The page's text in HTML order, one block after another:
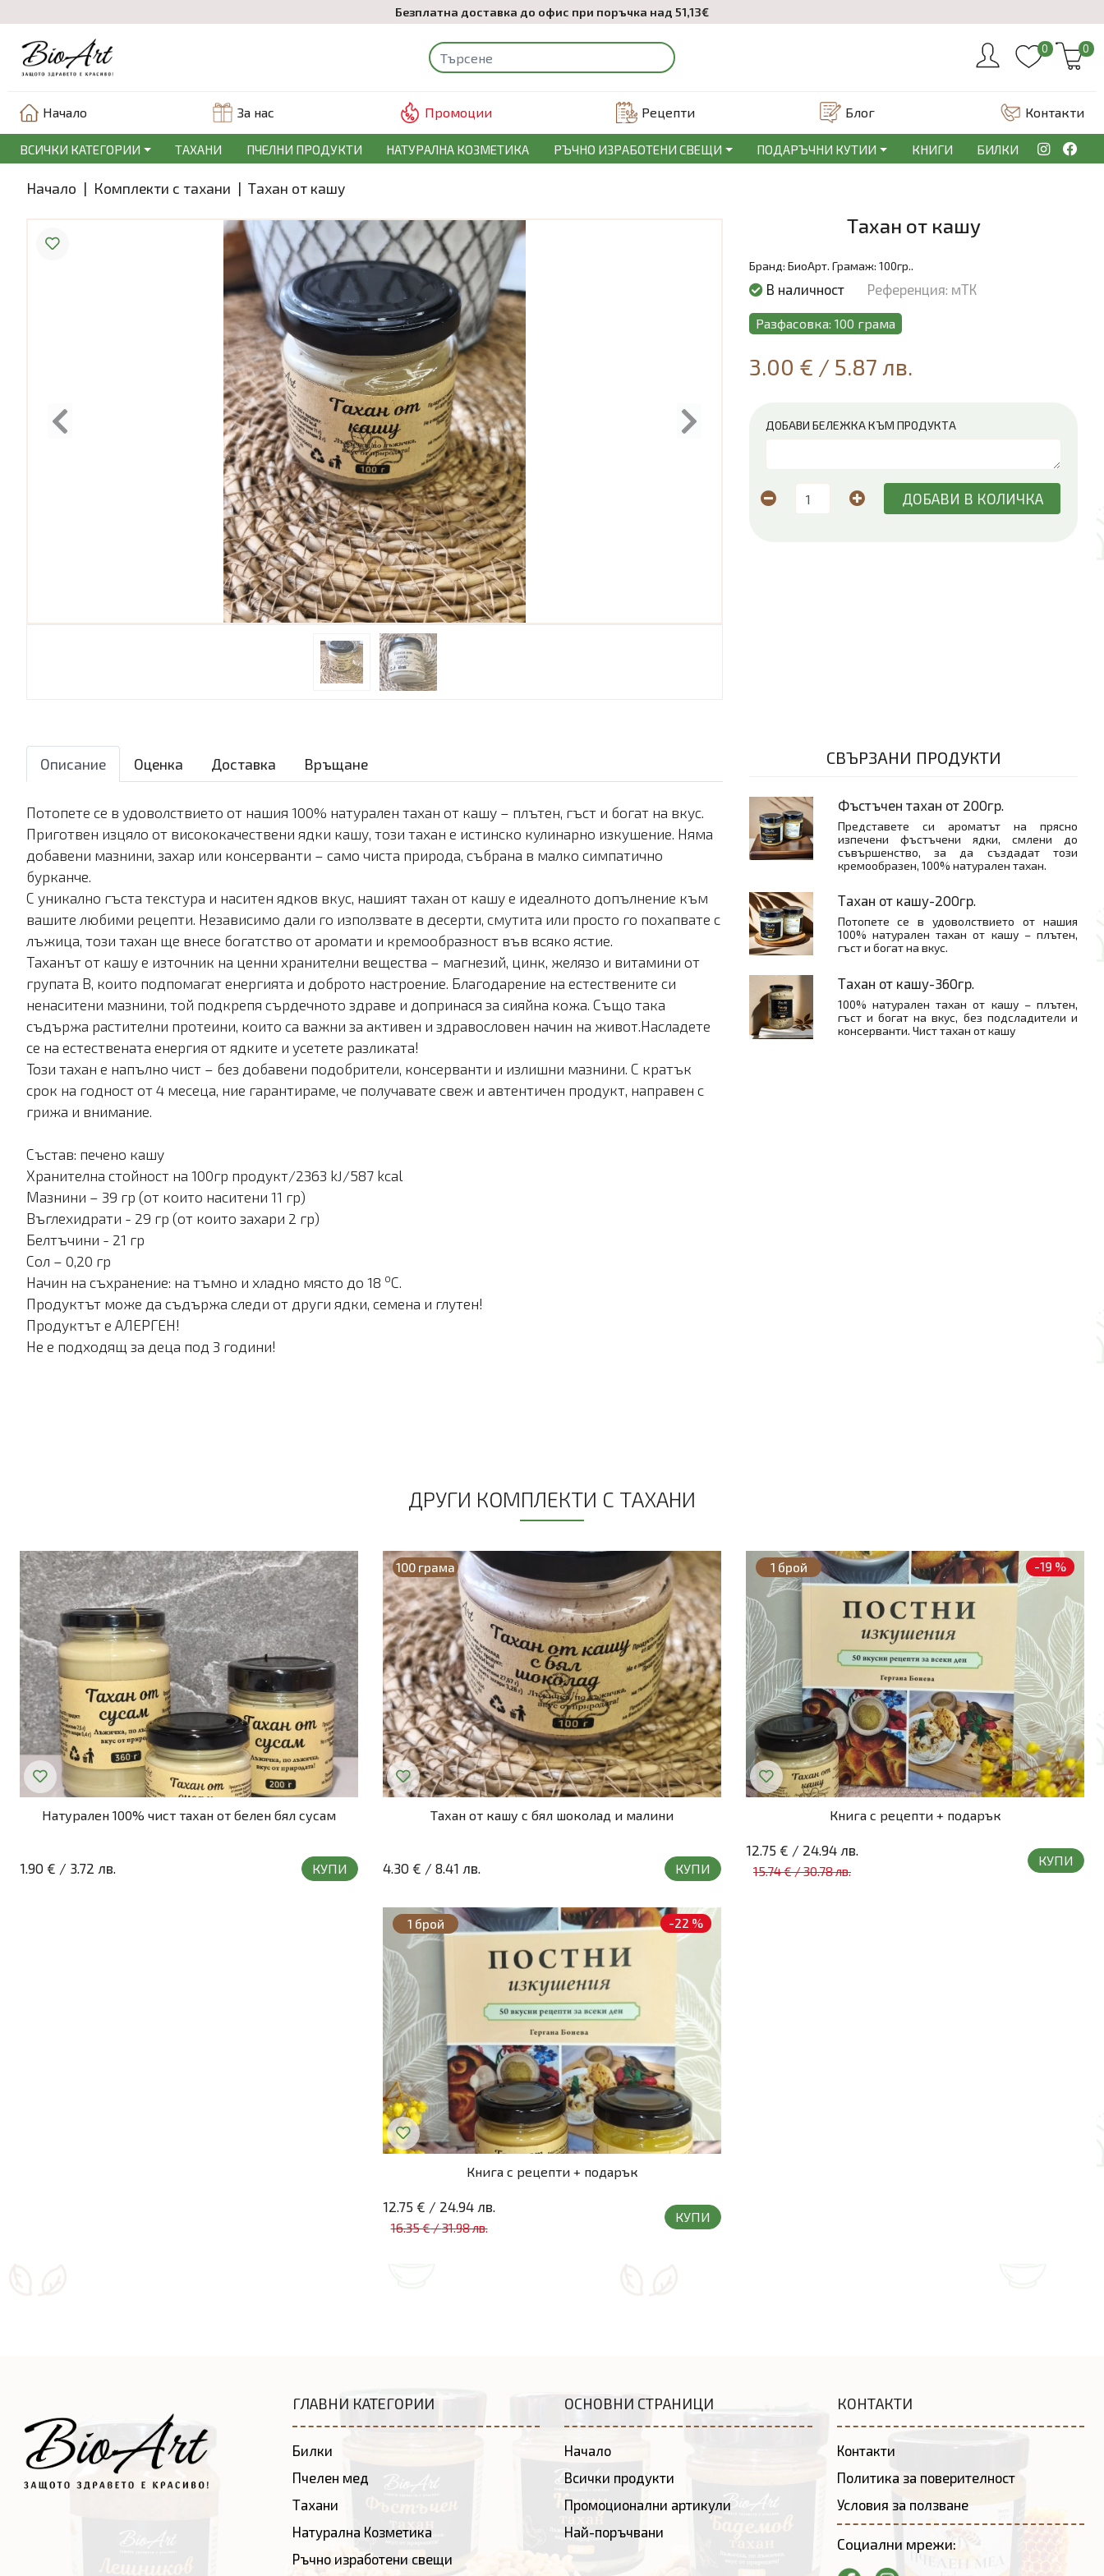
Безплатна доставка до офис при поръчка над 51,13€
0 0
Начало За нас Промоции Рецепти Блог Контакти
ВСИЧКИ КАТЕГОРИИ ТАХАНИ ПЧЕЛНИ ПРОДУКТИ НАТУРАЛНА КОЗМЕТИКА РЪЧНО ИЗРАБОТЕНИ СВЕЩИ ПОДАРЪЧНИ КУТИИ КНИГИ БИЛКИ
Начало | Комплекти с тахани | Тахан от кашу
Тахан от кашу
Бранд: БиоАрт. Грамаж: 100гр..
В наличност Референция: мТК
Разфасовка: 100 грама
3.00 € / 5.87 лв.
ДОБАВИ БЕЛЕЖКА КЪМ ПРОДУКТА
ДОБАВИ В КОЛИЧКА
СВЪРЗАНИ ПРОДУКТИ
Фъстъчен тахан от 200гр.
Представете си ароматът на прясно
изпечени фъстъчени ядки, смлени до
съвършенство, за да създадат този
кремообразен, 100% натурален тахан.
Тахан от кашу-200гр.
Потопете се в удоволствието от нашия
100% натурален тахан от кашу – плътен,
гъст и богат на вкус.
Тахан от кашу-360гр.
100% натурален тахан от кашу – плътен,
гъст и богат на вкус, без подсладители и
консерванти. Чист тахан от кашу
Описание Оценка Доставка Връщане
Потопете се в удоволствието от нашия 100% натурален тахан от кашу – плътен, гъст и богат на вкус.
Приготвен изцяло от висококачествени ядки кашу, този тахан е истинско кулинарно изкушение. Няма
добавени мазнини, захар или консерванти – само чиста природа, събрана в малко симпатично
бурканче.
С уникално гъста текстура и наситен ядков вкус, нашият тахан от кашу е идеалното допълнение към
вашите любими рецепти. Независимо дали го използвате в десерти, смутита или просто го похапвате с
лъжица, този тахан ще внесе богатство от аромати и кремообразност във всяко ястие.
Таханът от кашу е източник на ценни хранителни вещества – магнезий, цинк, желязо и витамини от
групата В, които подпомагат енергията и доброто настроение. Благодарение на естествените си
ненаситени мазнини, той подкрепя сърдечното здраве и допринася за сияйна кожа. Също така
съдържа растителни протеини, които са важни за активен и здравословен начин на живот.Насладете
се на естествената енергия от ядките и усетете разликата!
Този тахан е напълно чист – без добавени подобрители, консерванти и излишни мазнини. С кратък
срок на годност от 4 месеца, ние гарантираме, че получавате свеж и автентичен продукт, направен с
грижа и внимание.
Състав: печено кашу
Хранителна стойност на 100гр продукт/2363 kJ/587 kcal
Мазнини – 39 гр (от които наситени 11 гр)
Въглехидрати - 29 гр (от които захари 2 гр)
Белтъчини - 21 гр
Сол – 0,20 гр
Начин на съхранение: на тъмно и хладно място до 18 оС.
Продуктът може да съдържа следи от други ядки, семена и глутен!
Продуктът е АЛЕРГЕН!
Не е подходящ за деца под 3 години!
ДРУГИ КОМПЛЕКТИ С ТАХАНИ
Натурален 100% чист тахан от белен бял сусам
1.90 € / 3.72 лв. КУПИ
100 грама
Тахан от кашу с бял шоколад и малини
4.30 € / 8.41 лв. КУПИ
-19 %
1 брой
Книга с рецепти + подарък
12.75 € / 24.94 лв.
15.74 €/30.78 лв.
КУПИ
-22 %
1 брой
Книга с рецепти + подарък
12.75 € / 24.94 лв.
16.35 €/31.98 лв.
КУПИ
ГЛАВНИ КАТЕГОРИИ
Билки
Пчелен мед
Тахани
Натурална Козметика
Ръчно изработени свещи
ОСНОВНИ СТРАНИЦИ
Начало
Всички продукти
Промоционални артикули
Най-поръчвани
КОНТАКТИ
Контакти
Политика за поверителност
Условия за ползване
Социални мрежи: